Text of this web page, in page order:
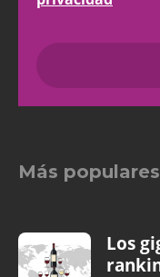
Más populares
Los